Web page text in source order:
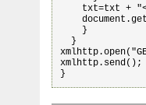
txt=txt +
    }
  }
xmlhttp.send();